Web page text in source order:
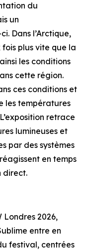
du
un
Dans l’Arctique,
plus vite que la
les conditions
cette région.
ces conditions et
les températures
retrace
lumineuses et
par des systèmes
en temps
direct.
Londres 2026,
entre en
festival, centrées